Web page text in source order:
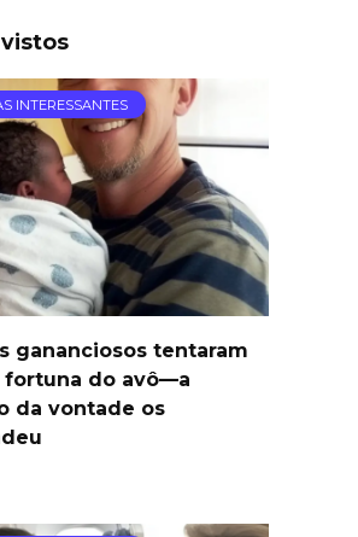
vistos
INTERESSANTES
gananciosos tentaram
fortuna do avô—a
da vontade os